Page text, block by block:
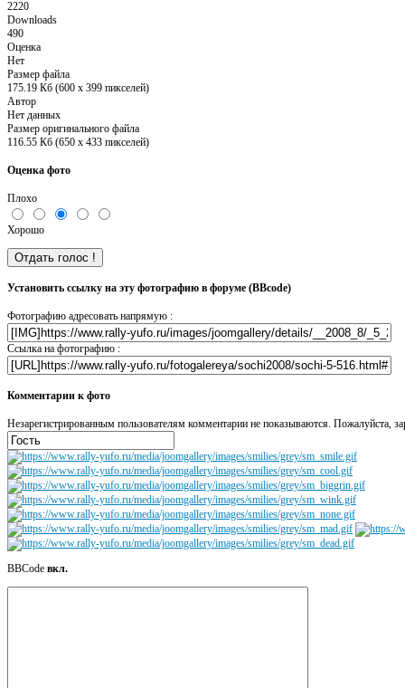
2220
Downloads
490
Оценка
Нет
Размер файла
175.19 Кб (600 x 399 пикселей)
Автор
Нет данных
Размер оригинального файла
116.55 Кб (650 x 433 пикселей)
Оценка фото
Плохо
Хорошо
Установить ссылку на эту фотографию в форуме (BBcode)
Фотографию адресовать напрямую :
Ссылка на фотографию :
Комментарии к фото
Незарегистрированным пользователям комментарии не показываются. Пожалуйста,
BBCode вкл.